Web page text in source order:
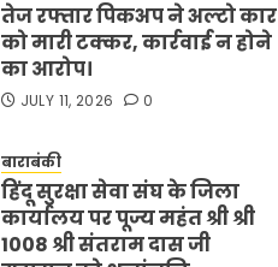
तेज रफ्तार पिकअप ने अल्टो कार
को मारी टक्कर, कार्रवाई न होने
का आरोप।
JULY 11, 2026 0
बाराबंकी
हिंदू सुरक्षा सेवा संघ के जिला
कार्यालय पर पूज्य महंत श्री श्री
1008 श्री संतराम दास जी